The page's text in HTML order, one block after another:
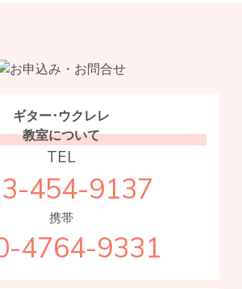
ギター･ウクレレ
教室について
TEL
454-9137
携帯
4764-9331